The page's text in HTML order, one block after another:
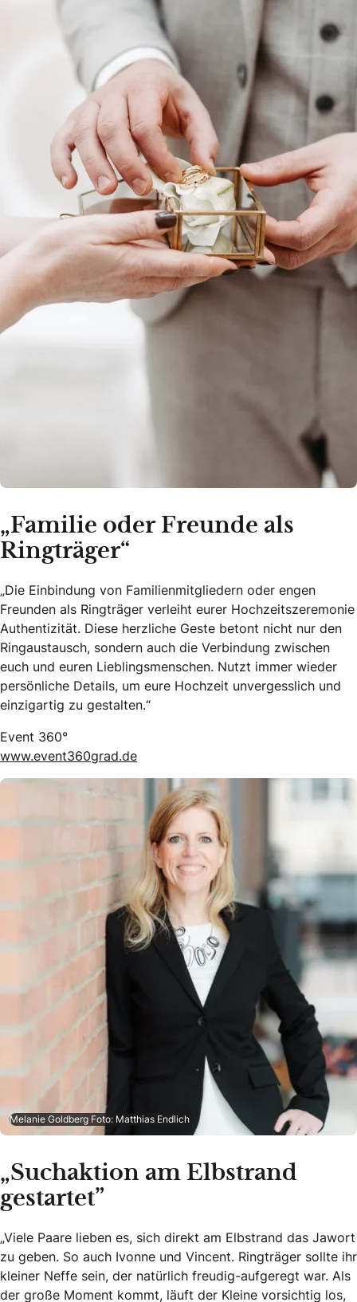
„Familie oder Freunde als
Ringträger“
„Die Einbindung von Familienmitgliedern oder engen
Freunden als Ringträger verleiht eurer Hochzeitszeremonie
Authentizität. Diese herzliche Geste betont nicht nur den
Ringaustausch, sondern auch die Verbindung zwischen
euch und euren Lieblingsmenschen. Nutzt immer wieder
persönliche Details, um eure Hochzeit unvergesslich und
einzigartig zu gestalten.“
Event 360°
www.event360grad.de
Melanie Goldberg Foto: Matthias Endlich
„Suchaktion am Elbstrand
gestartet”
„Viele Paare lieben es, sich direkt am Elbstrand das Jawort
zu geben. So auch Ivonne und Vincent. Ringträger sollte ihr
kleiner Neffe sein, der natürlich freudig-aufgeregt war. Als
der große Moment kommt, läuft der Kleine vorsichtig los,